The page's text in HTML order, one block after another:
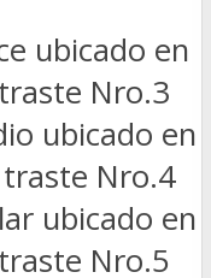
ubicado en
Nro.3
ubicado en
Nro.4
ubicado en
Nro.5